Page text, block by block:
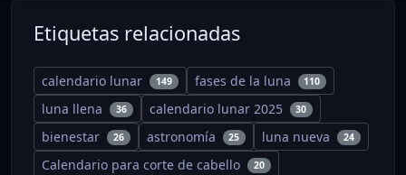
Etiquetas relacionadas
calendario lunar 149 fases de la luna 110
luna llena 36 calendario lunar 2025 30
bienestar 26 astronomía 25 luna nueva 24
Calendario para corte de cabello 20